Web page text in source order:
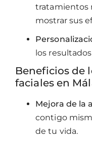
tratamientos
mostrar sus
los
Beneficios de
faciales en
Mejora de la
contigo
de tu vida.